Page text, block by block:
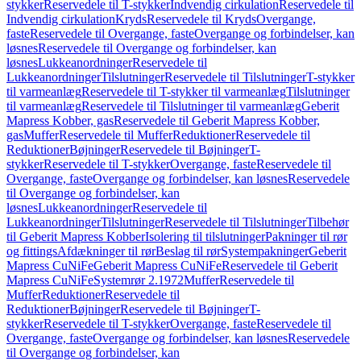
stykkerReservedele til T-stykkerIndvendig cirkulationReservedele til
Indvendig cirkulationKrydsReservedele til KrydsOvergange,
fasteReservedele til Overgange, fasteOvergange og forbindelser, kan
løsnesReservedele til Overgange og forbindelser, kan
løsnesLukkeanordningerReservedele til
LukkeanordningerTilslutningerReservedele til TilslutningerT-stykker
til varmeanlægReservedele til T-stykker til varmeanlægTilslutninger
til varmeanlægReservedele til Tilslutninger til varmeanlægGeberit
Mapress Kobber, gasReservedele til Geberit Mapress Kobber,
gasMufferReservedele til MufferReduktionerReservedele til
ReduktionerBøjningerReservedele til BøjningerT-
stykkerReservedele til T-stykkerOvergange, fasteReservedele til
Overgange, fasteOvergange og forbindelser, kan løsnesReservedele
til Overgange og forbindelser, kan
løsnesLukkeanordningerReservedele til
LukkeanordningerTilslutningerReservedele til TilslutningerTilbehør
til Geberit Mapress KobberIsolering til tilslutningerPakninger til rør
og fittingsAfdækninger til rørBeslag til rørSystempakningerGeberit
Mapress CuNiFeGeberit Mapress CuNiFeReservedele til Geberit
Mapress CuNiFeSystemrør 2.1972MufferReservedele til
MufferReduktionerReservedele til
ReduktionerBøjningerReservedele til BøjningerT-
stykkerReservedele til T-stykkerOvergange, fasteReservedele til
Overgange, fasteOvergange og forbindelser, kan løsnesReservedele
til Overgange og forbindelser, kan